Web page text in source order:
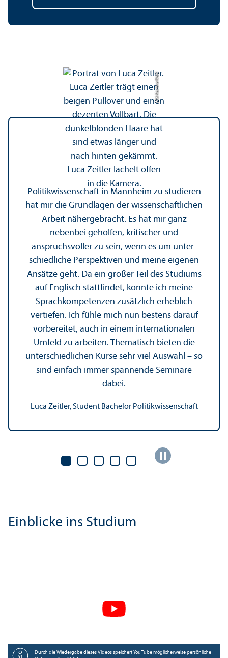
Bild: Marlene Weiß
Politik­wissenschaft in Mannheim zu studieren
hat mir die Grundlagen der wissenschaft­lichen
Arbeit nähergebracht. Es hat mir ganz
nebenbei geholfen, kritischer und
anspruchsvoller zu sein, wenn es um unter­
schiedliche Perspektiven und meine eigenen
Ansätze geht. Da ein großer Teil des Studiums
auf Englisch stattfindet, konnte ich meine
Sprach­kompetenzen zusätzlich erheblich
vertiefen. Ich fühle mich nun bestens darauf
vorbereitet, auch in einem internationalen
Umfeld zu arbeiten. Thematisch bieten die
unter­schiedlichen Kurse sehr viel Auswahl – so
sind einfach immer spannende Seminare
dabei.
Luca Zeitler, Student Bachelor Politik­wissenschaft
Einblicke ins Studium
Durch die Wiedergabe dieses Videos speichert YouTube möglicherweise persönliche